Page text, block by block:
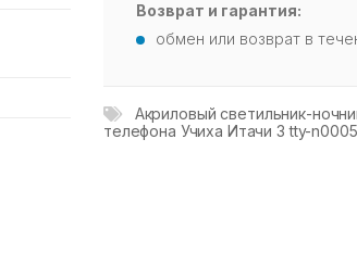
Возврат и гарантия:
обмен или возврат в
Акриловый светильник-
телефона Учиха Итачи 3 tty-